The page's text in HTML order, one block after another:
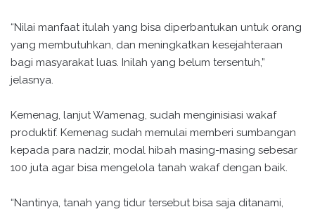
“Nilai manfaat itulah yang bisa diperbantukan untuk orang
yang membutuhkan, dan meningkatkan kesejahteraan
bagi masyarakat luas. Inilah yang belum tersentuh,”
jelasnya.
Kemenag, lanjut Wamenag, sudah menginisiasi wakaf
produktif. Kemenag sudah memulai memberi sumbangan
kepada para nadzir, modal hibah masing-masing sebesar
100 juta agar bisa mengelola tanah wakaf dengan baik.
“Nantinya, tanah yang tidur tersebut bisa saja ditanami,